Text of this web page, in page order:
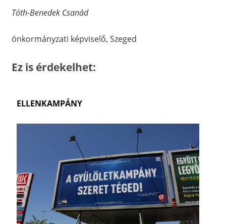
Tóth-Benedek Csanád
önkormányzati képviselő, Szeged
Ez is érdekelhet:
ELLENKAMPÁNY